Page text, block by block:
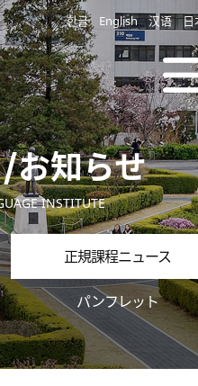
한글 English 汉语 日
お知らせ
INSTITUTE
正規課程ニュース
パンフレット